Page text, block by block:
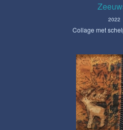
2022
Collage met